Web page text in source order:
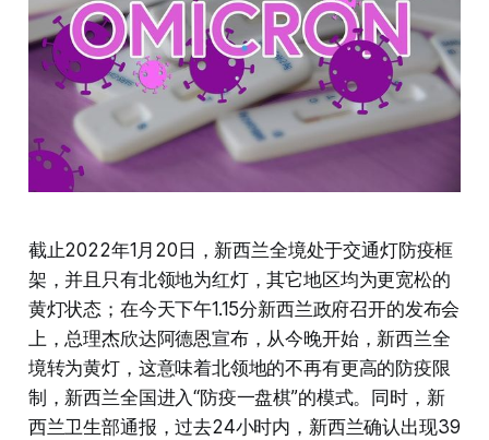
截止2022年1月20日，新西兰全境处于交通灯防疫框
架，并且只有北领地为红灯，其它地区均为更宽松的
黄灯状态；在今天下午1.15分新西兰政府召开的发布会
上，总理杰欣达阿德恩宣布，从今晚开始，新西兰全
境转为黄灯，这意味着北领地的不再有更高的防疫限
制，新西兰全国进入“防疫一盘棋”的模式。同时，新
西兰卫生部通报，过去24小时内，新西兰确认出现39